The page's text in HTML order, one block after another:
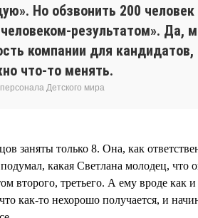
Но обзвонить 200
результатом».
компании для
что-то менять.
Детского мира
заняты только 8. Она, как
какая Светлана молодец,
второго, третьего. А ему вроде
то нехорошо получается, и